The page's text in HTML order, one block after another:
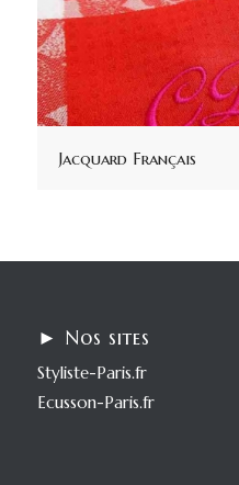
Jacquard Français
► Nos sites
Styliste-Paris.fr
Ecusson-Paris.fr